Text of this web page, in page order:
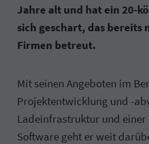
Jahre alt und hat ein 20-
sich geschart, das bereits
Firmen betreut.
Mit seinen Angeboten im
Projektentwicklung und -
Ladeinfrastruktur und
Software geht er weit